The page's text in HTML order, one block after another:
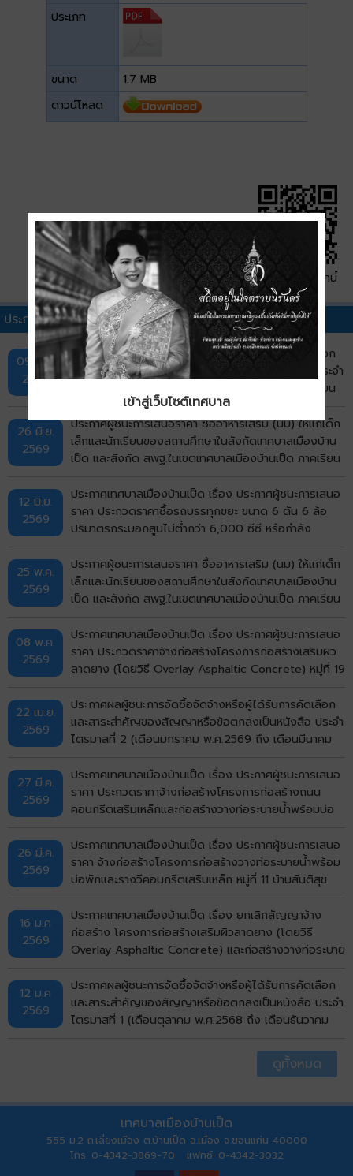
ประเภท
ขนาด
1.7 MB
ดาวน์โหลด
QR Code หน้านี้
ประกาศผู้ชนะการเสนอราคาอื่นๆ
09 ก.ค.
2569
ประกาศผลผู้ชนะการจัดซื้อจัดจ้างหรือผู้ได้รับการคัดเลือก
และสาระสำคัญของสัญญาหรือข้อตกลงเป็นหนังสือ ประจำ
ไตรมาสที่ 3 (เดือนเมษายน พ.ศ.2569 ถึง เดือนมิถุนายน
26 มิ.ย.
2569
ประกาศผู้ชนะการเสนอราคา ซื้ออาหารเสริม (นม) ให้แก่เด็ก
เล็กและนักเรียนของสถานศึกษาในสังกัดเทศบาลเมืองบ้าน
เป็ด และสังกัด สพฐ.ในเขตเทศบาลเมืองบ้านเป็ด ภาคเรียน
12 มิ.ย.
2569
ประกาศเทศบาลเมืองบ้านเป็ด เรื่อง ประกาศผู้ชนะการเสนอ
ราคา ประกวดราคาซื้อรถบรรทุกขยะ ขนาด 6 ตัน 6 ล้อ
ปริมาตรกระบอกสูบไม่ต่ำกว่า 6,000 ซีซี หรือกำลัง
จำนวน 5 คัน ด้วยวิธีประกวดราคาอิเล็กทรอนิกส์ (e-
bidding) ประกาศประกวดราคา
25 พ.ค.
2569
ประกาศผู้ชนะการเสนอราคา ซื้ออาหารเสริม (นม) ให้แก่เด็ก
เล็กและนักเรียนของสถานศึกษาในสังกัดเทศบาลเมืองบ้าน
เป็ด และสังกัด สพฐ.ในเขตเทศบาลเมืองบ้านเป็ด ภาคเรียน
08 พ.ค.
2569
ประกาศเทศบาลเมืองบ้านเป็ด เรื่อง ประกาศผู้ชนะการเสนอ
ราคา ประกวดราคาจ้างก่อสร้างโครงการก่อสร้างเสริมผิว
ลาดยาง (โดยวิธี Overlay Asphaltic Concrete) หมู่ที่ 19
เมืองขอนแก่น จังหวัดขอนแก่น ด้วยวิธีประกวดราคาอิเล็ก
ทรอกนิกส์ (e-bidding)
22 เม.ย.
2569
ประกาศผลผู้ชนะการจัดซื้อจัดจ้างหรือผู้ได้รับการคัดเลือก
และสาระสำคัญของสัญญาหรือข้อตกลงเป็นหนังสือ ประจำ
ไตรมาสที่ 2 (เดือนมกราคม พ.ศ.2569 ถึง เดือนมีนาคม
27 มี.ค.
2569
ประกาศเทศบาลเมืองบ้านเป็ด เรื่อง ประกาศผู้ชนะการเสนอ
ราคา ประกวดราคาจ้างก่อสร้างโครงการก่อสร้างถนน
คอนกรีตเสริมเหล็กและก่อสร้างวางท่อระบายน้ำพร้อมบ่อ
(หน้าศาลาอเนกประสงค์สามแยก ถึงบ้านนางสุพร) ตำบล
บ้านเป็ด อำเภอเมืองขอนแก่น จังหวัดขอนแก่น ด้วยวิธี
ประกวดราคาอิเล็กทรอนิกส์ (e-bidding)
26 มี.ค.
2569
ประกาศเทศบาลเมืองบ้านเป็ด เรื่อง ประกาศผู้ชนะการเสนอ
ราคา จ้างก่อสร้างโครงการก่อสร้างวางท่อระบายน้ำพร้อม
บ่อพักและรางวีคอนกรีตเสริมเหล็ก หมู่ที่ 11 บ้านสันติสุข
ขอนแก่น โดยวิธีคัดเลือก
16 ม.ค
2569
ประกาศเทศบาลเมืองบ้านเป็ด เรื่อง ยกเลิกสัญญาจ้าง
ก่อสร้าง โครงการก่อสร้างเสริมผิวลาดยาง (โดยวิธี
Overlay Asphaltic Concrete) และก่อสร้างวางท่อระบาย
วัลย์ ถึงถนนเลี่ยงเมือง) รหัสทางหลวงท้องถิ่น
ขก.ถ.36007 แยกทางหลวงหมายเลข 12 (บ้านโคกฟันโปง)
- แยกทางหลวงหมายเลข 230 (ทางเลี่ยงเมือง) หมู่ที่ 4,21
ตารางเมตร ตำบลบ้านเป็ด อำเภอเมืองขอนแก่น จังหวัด
ขอนแก่น ด้วยวิธีประกวดราคาอิเล็กทรอนิกส์ (e-bidding)
12 ม.ค
2569
ประกาศผลผู้ชนะการจัดซื้อจัดจ้างหรือผู้ได้รับการคัดเลือก
และสาระสำคัญของสัญญาหรือข้อตกลงเป็นหนังสือ ประจำ
ไตรมาสที่ 1 (เดือนตุลาคม พ.ศ.2568 ถึง เดือนธันวาคม
ดูทั้งหมด
เทศบาลเมืองบ้านเป็ด
555 ม.2 ถ.เลี่ยงเมือง ต.บ้านเป็ด อ.เมือง จ.ขอนแก่น 40000
โทร. 0-4342-3869-70 แฟกซ์. 0-4342-3032
เข้าสู่เว็บไซต์เทศบาล